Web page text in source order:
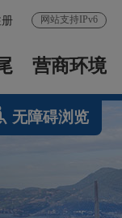
网站支持IPv6
营商环境
无障碍浏览